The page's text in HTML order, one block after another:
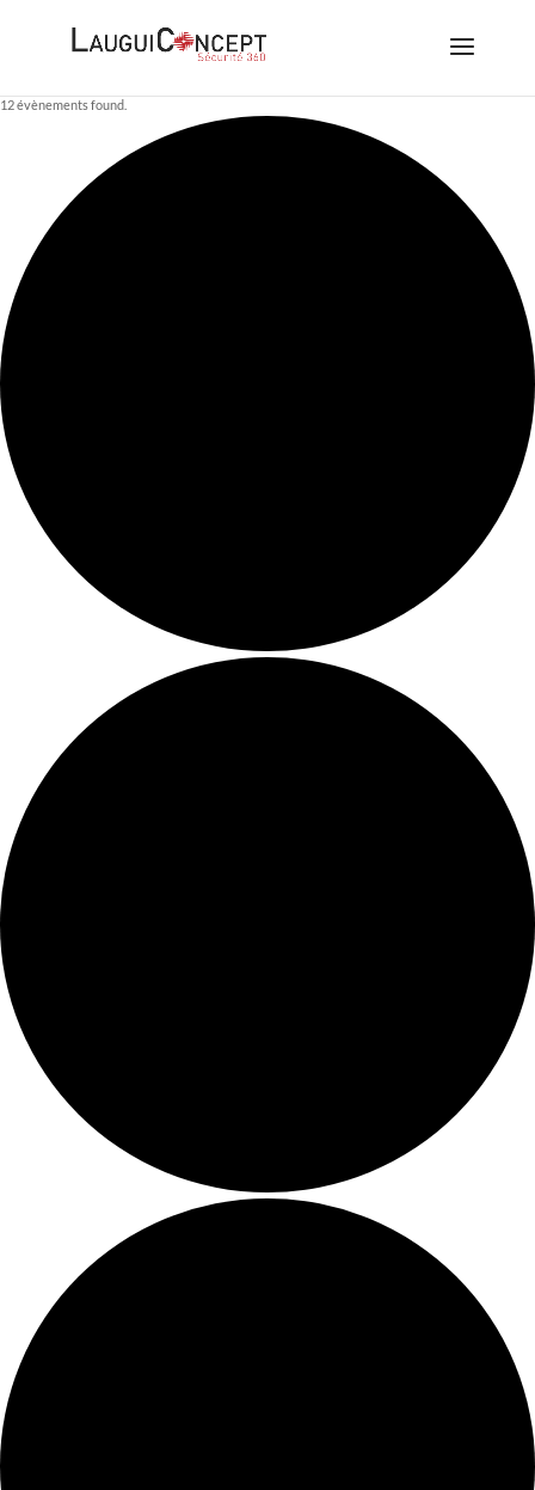
12 évènements found.